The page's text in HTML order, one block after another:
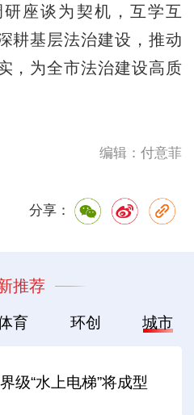
座谈为契机，互学互
耕基层法治建设，推动
，为全市法治建设高质
编辑：付意菲
分享：
推荐
育 环创 城市
级“水上电梯”将成型